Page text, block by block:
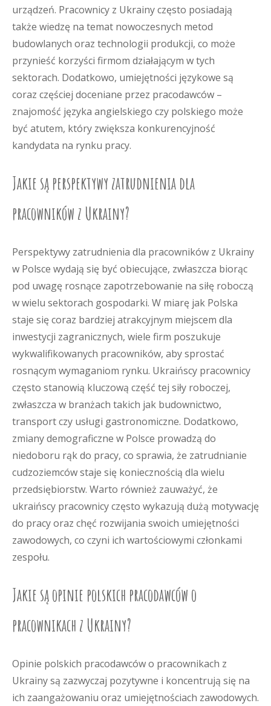
urządzeń. Pracownicy z Ukrainy często posiadają
także wiedzę na temat nowoczesnych metod
budowlanych oraz technologii produkcji, co może
przynieść korzyści firmom działającym w tych
sektorach. Dodatkowo, umiejętności językowe są
coraz częściej doceniane przez pracodawców –
znajomość języka angielskiego czy polskiego może
być atutem, który zwiększa konkurencyjność
kandydata na rynku pracy.
Jakie są perspektywy zatrudnienia dla
pracowników z Ukrainy?
Perspektywy zatrudnienia dla pracowników z Ukrainy
w Polsce wydają się być obiecujące, zwłaszcza biorąc
pod uwagę rosnące zapotrzebowanie na siłę roboczą
w wielu sektorach gospodarki. W miarę jak Polska
staje się coraz bardziej atrakcyjnym miejscem dla
inwestycji zagranicznych, wiele firm poszukuje
wykwalifikowanych pracowników, aby sprostać
rosnącym wymaganiom rynku. Ukraińscy pracownicy
często stanowią kluczową część tej siły roboczej,
zwłaszcza w branżach takich jak budownictwo,
transport czy usługi gastronomiczne. Dodatkowo,
zmiany demograficzne w Polsce prowadzą do
niedoboru rąk do pracy, co sprawia, że zatrudnianie
cudzoziemców staje się koniecznością dla wielu
przedsiębiorstw. Warto również zauważyć, że
ukraińscy pracownicy często wykazują dużą motywację
do pracy oraz chęć rozwijania swoich umiejętności
zawodowych, co czyni ich wartościowymi członkami
zespołu.
Jakie są opinie polskich pracodawców o
pracownikach z Ukrainy?
Opinie polskich pracodawców o pracownikach z
Ukrainy są zazwyczaj pozytywne i koncentrują się na
ich zaangażowaniu oraz umiejętnościach zawodowych.